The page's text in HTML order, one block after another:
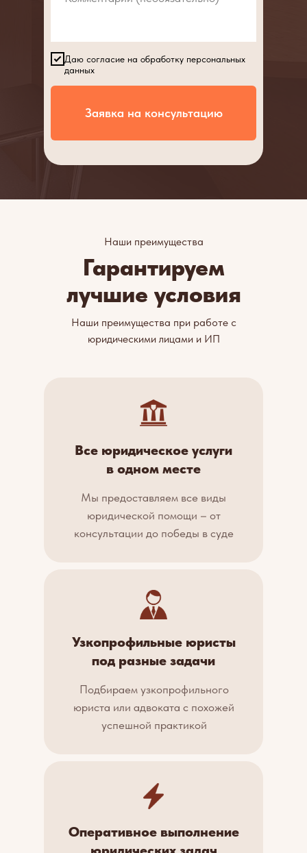
Даю согласие на обработку персональных
данных
Заявка на консультацию
Гарантируем
лучшие условия
Наши преимущества
Наши преимущества при работе с
юридическими лицами и ИП
Все юридическое услуги
в одном месте
Мы предоставляем все виды
юридической помощи – от
консультации до победы в суде
Узкопрофильные юристы
под разные задачи
Подбираем узкопрофильного
юриста или адвоката с похожей
успешной практикой
Оперативное выполнение